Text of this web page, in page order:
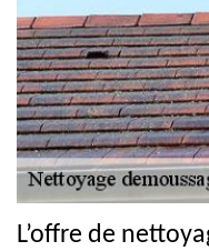
L’offre de